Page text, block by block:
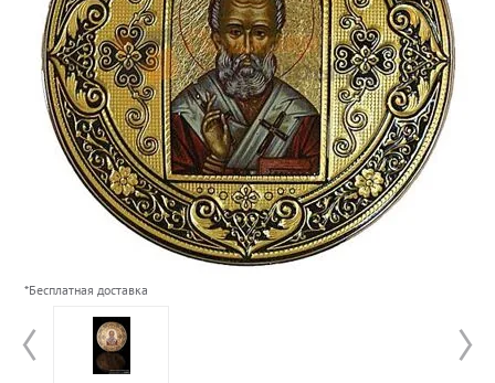
*Бесплатная доставка